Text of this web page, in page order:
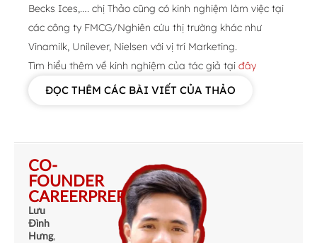
Becks Ices,…. chị Thảo cũng có kinh nghiệm làm việc tại
các công ty FMCG/Nghiên cứu thị trường khác như
Vinamilk, Unilever, Nielsen với vị trí Marketing.
Tìm hiểu thêm về kinh nghiệm của tác giả tại đây
ĐỌC THÊM CÁC BÀI VIẾT CỦA THẢO
CO-
FOUNDER
CAREERPREP
Lưu
Đình
Hưng,